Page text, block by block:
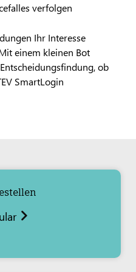
verfolgen
Ihr Interesse
einem kleinen Bot
ob
SmartLogin